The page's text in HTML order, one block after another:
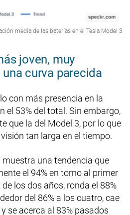
media de las baterías en el Tesla Model 3
joven, muy
curva parecida
con más presencia en la
el 53% del total. Sin embargo,
que la del Model 3, por lo que
tan larga en el tiempo.
una tendencia que
el 94% en torno al primer
los dos años, ronda el 88%
del 86% a los cuatro, cae
se acerca al 83% pasados